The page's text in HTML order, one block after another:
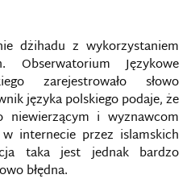
dżihadu z wykorzystaniem
Obserwatorium Językowe
zarejestrowało słowo
języka polskiego podaje, że
niewierzącym i wyznawcom
internecie przez islamskich
taka jest jednak bardzo
błędna.